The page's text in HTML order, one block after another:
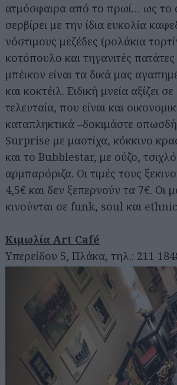
ατμόσφαιρα από το πρωί… ως το
σερβίρει με την ίδια ευκολία
νόστιμους μεζέδες (ρολάκια
κοτόπουλο και τηγανιτές πατάτες
μπέικον είναι τα δικά μας
και κοκτέιλ. Ειδική μνεία αξίζει
τελευταία, που είναι και
καταπληκτικά –δοκιμάστε
Surprise με μαστίχα, κόκκινο
και το Bubblestar, με ούζο,
αρμπαρόριζα. Οι τιμές τους
4,5€ και δεν ξεπερνούν τα 7€. Οι
κινούνται σε funk, soul και
Κιμωλία Art Café
Υπερείδου 5, Πλάκα, τηλ.: 211